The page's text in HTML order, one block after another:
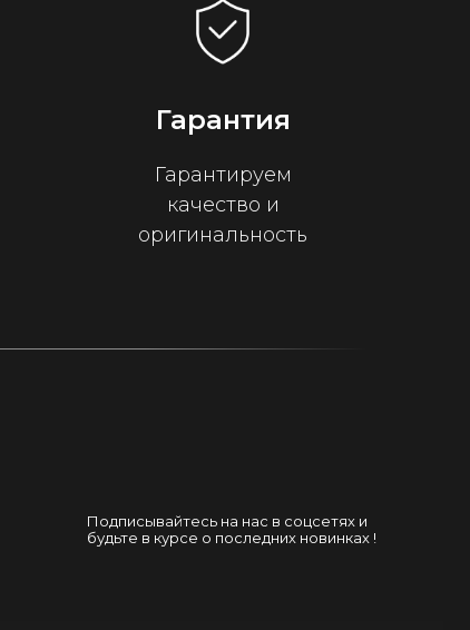
Гарантия
Гарантируем
качество и
оригинальность
Подписывайтесь на нас в соцсетях и
будьте в курсе о последних новинках !